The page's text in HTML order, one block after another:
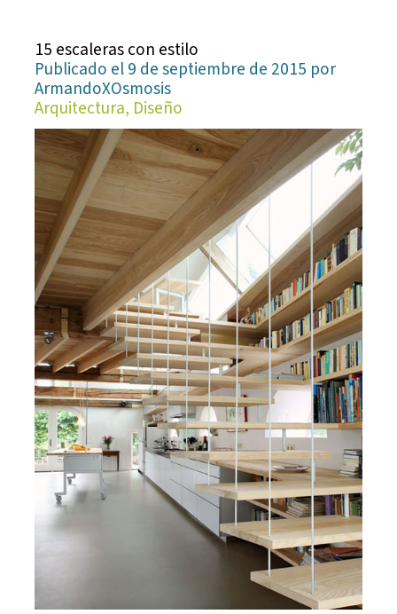
15 escaleras con estilo
Publicado el 9 de septiembre de 2015 por
ArmandoXOsmosis
Arquitectura, Diseño